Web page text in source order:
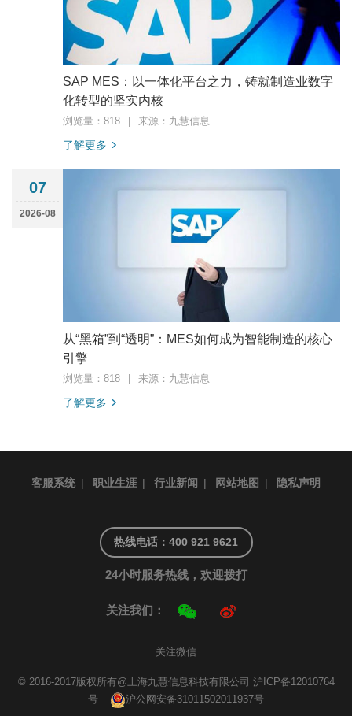
SAP MES：以一体化平台之力，铸就制造业数字
化转型的坚实内核
浏览量：818 来源：九慧信息
了解更多
07
2026-08
从“黑箱”到“透明”：MES如何成为智能制造的核心
引擎
浏览量：818 来源：九慧信息
了解更多
客服系统 | 职业生涯 | 行业新闻 | 网站地图 | 隐私声明
热线电话：400 921 9621
24小时服务热线，欢迎拨打
关注我们：
关注微信
© 2016-2017版权所有@上海九慧信息科技有限公司 沪ICP备12010764
号
沪公网安备31011502011937号